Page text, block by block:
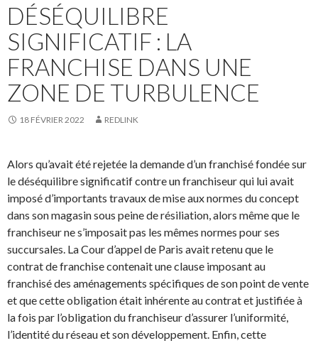
DÉSÉQUILIBRE
SIGNIFICATIF : LA
FRANCHISE DANS UNE
ZONE DE TURBULENCE
18 FÉVRIER 2022 REDLINK
Alors qu’avait été rejetée la demande d’un franchisé fondée sur
le déséquilibre significatif contre un franchiseur qui lui avait
imposé d’importants travaux de mise aux normes du concept
dans son magasin sous peine de résiliation, alors même que le
franchiseur ne s’imposait pas les mêmes normes pour ses
succursales. La Cour d’appel de Paris avait retenu que le
contrat de franchise contenait une clause imposant au
franchisé des aménagements spécifiques de son point de vente
et que cette obligation était inhérente au contrat et justifiée à
la fois par l’obligation du franchiseur d’assurer l’uniformité,
l’identité du réseau et son développement. Enfin, cette